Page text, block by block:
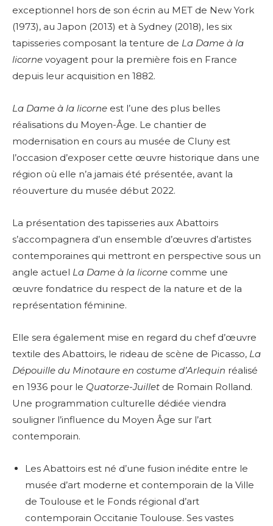
exceptionnel hors de son écrin au MET de New York
(1973), au Japon (2013) et à Sydney (2018), les six
tapisseries composant la tenture de La Dame à la
licorne voyagent pour la première fois en France
depuis leur acquisition en 1882.
La Dame à la licorne est l’une des plus belles
réalisations du Moyen-Âge. Le chantier de
modernisation en cours au musée de Cluny est
l’occasion d’exposer cette œuvre historique dans une
région où elle n’a jamais été présentée, avant la
réouverture du musée début 2022.
La présentation des tapisseries aux Abattoirs
s’accompagnera d’un ensemble d’œuvres d’artistes
contemporaines qui mettront en perspective sous un
angle actuel La Dame à la licorne comme une
œuvre fondatrice du respect de la nature et de la
représentation féminine.
Elle sera également mise en regard du chef d’œuvre
textile des Abattoirs, le rideau de scène de Picasso, La
Dépouille du Minotaure en costume d’Arlequin réalisé
en 1936 pour le Quatorze-Juillet de Romain Rolland.
Une programmation culturelle dédiée viendra
souligner l’influence du Moyen Âge sur l’art
contemporain.
Les Abattoirs est né d’une fusion inédite entre le
musée d’art moderne et contemporain de la Ville
de Toulouse et le Fonds régional d’art
contemporain Occitanie Toulouse. Ses vastes